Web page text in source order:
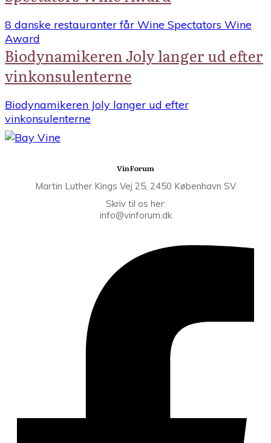
8 danske restauranter får Wine Spectators Wine
Award
Biodynamikeren Joly langer ud efter
vinkonsulenterne
Biodynamikeren Joly langer ud efter
vinkonsulenterne
VinForum
Martin Luther Kings Vej 25, 2450 København SV
Skriv til os her:
info@vinforum.dk